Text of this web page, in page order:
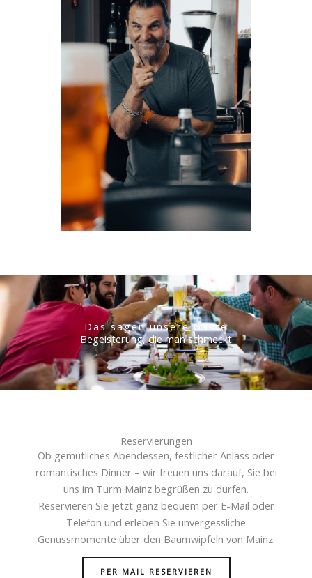
Das sagen unsere Gäste
Begeisterung, die man schmeckt
Reservierungen
Ob gemütliches Abendessen, festlicher Anlass oder
romantisches Dinner – wir freuen uns darauf, Sie bei
uns im Turm Mainz begrüßen zu dürfen.
Reservieren Sie jetzt ganz bequem per E-Mail oder
Telefon und erleben Sie unvergessliche
Genussmomente über den Baumwipfeln von Mainz.
PER MAIL RESERVIEREN